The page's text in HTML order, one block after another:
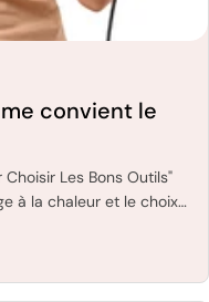
convient le
Les Bons Outils"
à la chaleur et le choix